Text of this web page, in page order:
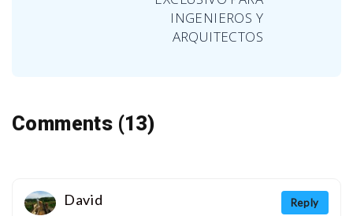
INGENIEROS Y
ARQUITECTOS
Comments (13)
Reply
David